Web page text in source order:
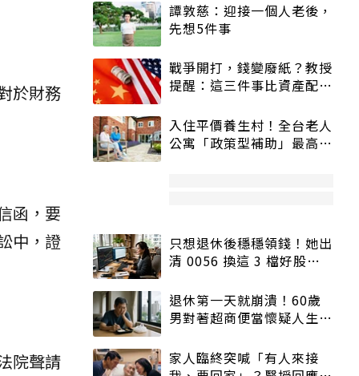
於財務
函，要
中，證
院聲請
譚敦慈：迎接一個人老後，
先想5件事
戰爭開打，錢變廢紙？教授
提醒：這三件事比資產配置
入住平價養生村！全台老人
公寓「政策型補助」最高打
只想退休後穩穩領錢！她出
清 0056 換這 3 檔好股：
退休第一天就崩潰！60歲
男對著超商便當懷疑人生
家人臨終突喊「有人來接